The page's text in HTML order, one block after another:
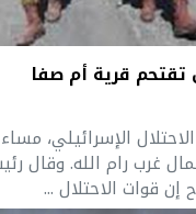
تقتحم قرية أم صفا
الإسرائيلي،
غرب رام الله. وقال
قوات الاحتلال ...